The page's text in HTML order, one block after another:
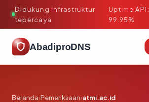
Didukung infrastruktur
tepercaya
·
Uptime API:
99.95%
AbadiproDNS
Beranda›Pemeriksaan›atmi.ac.id